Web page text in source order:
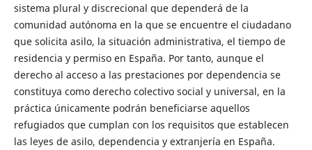
sistema plural y discrecional que dependerá de la
comunidad autónoma en la que se encuentre el ciudadano
que solicita asilo, la situación administrativa, el tiempo de
residencia y permiso en España. Por tanto, aunque el
derecho al acceso a las prestaciones por dependencia se
constituya como derecho colectivo social y universal, en la
práctica únicamente podrán beneficiarse aquellos
refugiados que cumplan con los requisitos que establecen
las leyes de asilo, dependencia y extranjería en España.